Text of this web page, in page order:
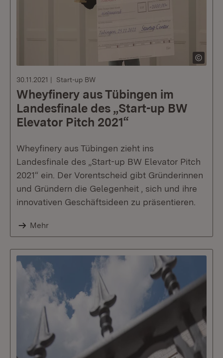
30.11.2021 Start-up BW
Wheyfinery aus Tübingen im
Landesfinale des „Start-up BW
Elevator Pitch 2021“
Wheyfinery aus Tübingen zieht ins
Landesfinale des „Start-up BW Elevator Pitch
2021“ ein. Der Vorentscheid gibt Gründerinnen
und Gründern die Gelegenheit , sich und ihre
innovativen Geschäftsideen zu präsentieren.
Mehr